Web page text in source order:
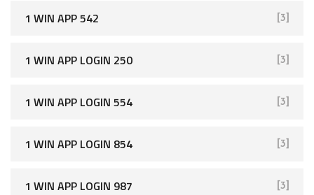
1 WIN APP 542 [3]
1 WIN APP LOGIN 250 [3]
1 WIN APP LOGIN 554 [3]
1 WIN APP LOGIN 854 [3]
1 WIN APP LOGIN 987 [3]